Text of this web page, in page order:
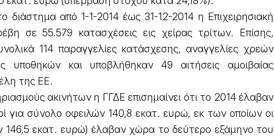
διάστημα από 1-1-2014 έως 31-12-2014 η Επιχειρησιακή
σε 55.579 κατασχέσεις εις χείρας τρίτων. Επίσης,
114 παραγγελίες κατάσχεσης, αναγγελίες χρεών
υποθηκών και υποβλήθηκαν 49 αιτήσεις αμοιβαίας
της ΕΕ.
ακινήτων η ΓΓΔΕ επισημαίνει ότι το 2014 έλαβαν
για σύνολο οφειλών 140,8 εκατ. ευρώ, εκ των οποίων οι
146,5 εκατ. ευρώ) έλαβαν χώρα το δεύτερο εξάμηνο του